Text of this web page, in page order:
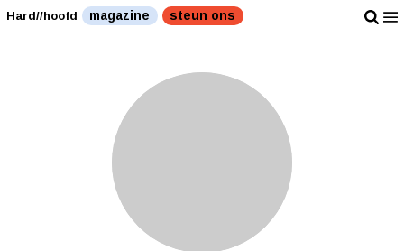
Hard//hoofd magazine steun ons